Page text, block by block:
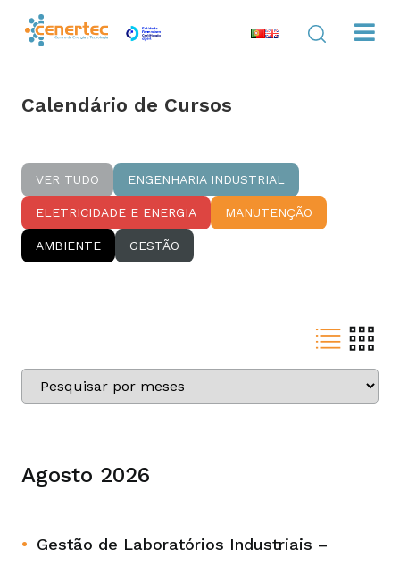
Calendário de Cursos
VER TUDO ENGENHARIA INDUSTRIAL
ELETRICIDADE E ENERGIA MANUTENÇÃO
AMBIENTE GESTÃO
Agosto 2026
Gestão de Laboratórios Industriais –